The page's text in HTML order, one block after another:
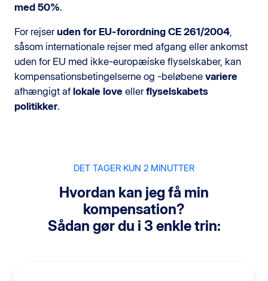
med 50%.
For rejseruden for EU-forordning CE 261/2004
såsom internationale rejser med afgang eller ankomst
uden for EU med ikke-europæiske flyselskaber, kan
kompensationsbetingelserne og -beløbene variere
afhængigt af lokale love ellerflyselskabets
politikker.
DET TAGER KUN 2 MINUTTER
Hvordan kan jeg få min
kompensation?
Sådan gør du i 3 enkle trin: